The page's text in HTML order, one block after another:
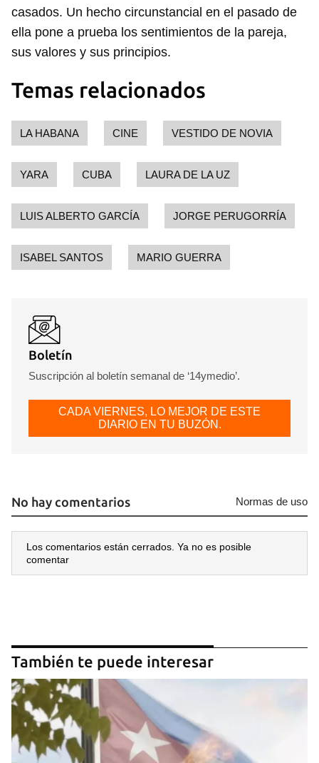
Guardar como favorito
Para poder guardar como favorito, primero has de
casados. Un hecho circunstancial en el pasado de
ella pone a prueba los sentimientos de la pareja,
sus valores y sus principios.
Temas relacionados
LA HABANA CINE VESTIDO DE NOVIA
YARA CUBA LAURA DE LA UZ
LUIS ALBERTO GARCÍA JORGE PERUGORRÍA
ISABEL SANTOS MARIO GUERRA
Boletín
Suscripción al boletín semanal de ‘14ymedio’.
CADA VIERNES, LO MEJOR DE ESTE
DIARIO EN TU BUZÓN.
No hay comentarios Normas de uso
Los comentarios están cerrados. Ya no es posible
comentar
También te puede interesar